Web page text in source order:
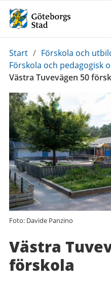
Du
är
här:
Start / Förskola och
Förskola och pedagogisk
Västra Tuvevägen 50
Foto: Davide Panzino
Västra
förskola